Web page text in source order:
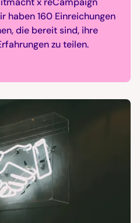
haben 160 Einreichungen
die bereit sind, ihre
zu teilen.